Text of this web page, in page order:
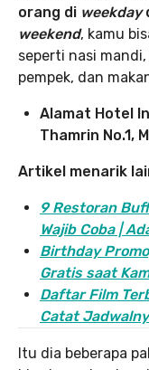
orang di weekday
weekend, kamu
seperti nasi
pempek, dan
Alamat Hotel
Thamrin No.1,
Artikel menarik
9 Restoran
Wajib Coba |
Birthday
Gratis saat
Daftar Film
Catat
Itu dia beberapa